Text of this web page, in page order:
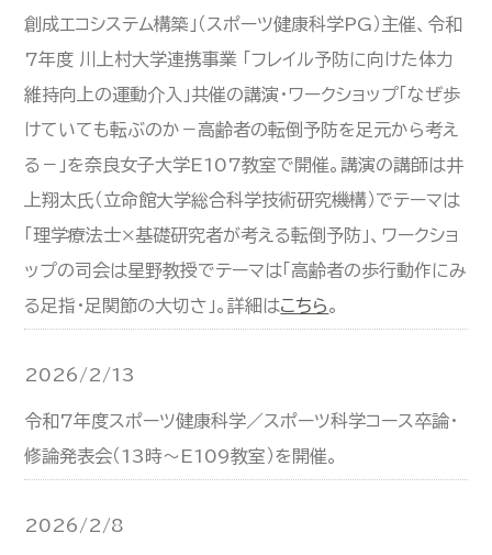
創成エコシステム構築」（スポーツ健康科学PG）主催、令和
7年度 川上村大学連携事業 「フレイル予防に向けた体力
維持向上の運動介入」共催の講演・ワークショップ「なぜ歩
けていても転ぶのか－高齢者の転倒予防を足元から考え
る－」を奈良女子大学E107教室で開催。講演の講師は井
上翔太氏（立命館大学総合科学技術研究機構）でテーマは
「理学療法士×基礎研究者が考える転倒予防」、ワークショ
ップの司会は星野教授でテーマは「高齢者の歩行動作にみ
る足指・足関節の大切さ」。詳細はこちら。
2026/2/13
令和7年度スポーツ健康科学／スポーツ科学コース卒論・
修論発表会（13時～E109教室）を開催。
2026/2/8